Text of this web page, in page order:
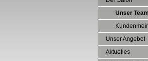
Unser Team
Unser Angebot
Aktuelles